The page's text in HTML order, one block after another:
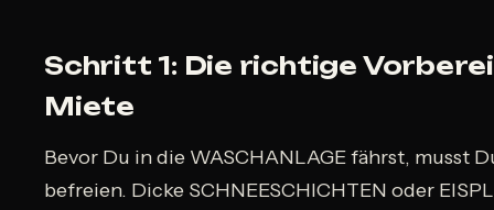
Schritt 1: Die richtige
Miete
Bevor Du in die WASCHANLAGE fährst, musst
befreien. Dicke SCHNEESCHICHTEN oder